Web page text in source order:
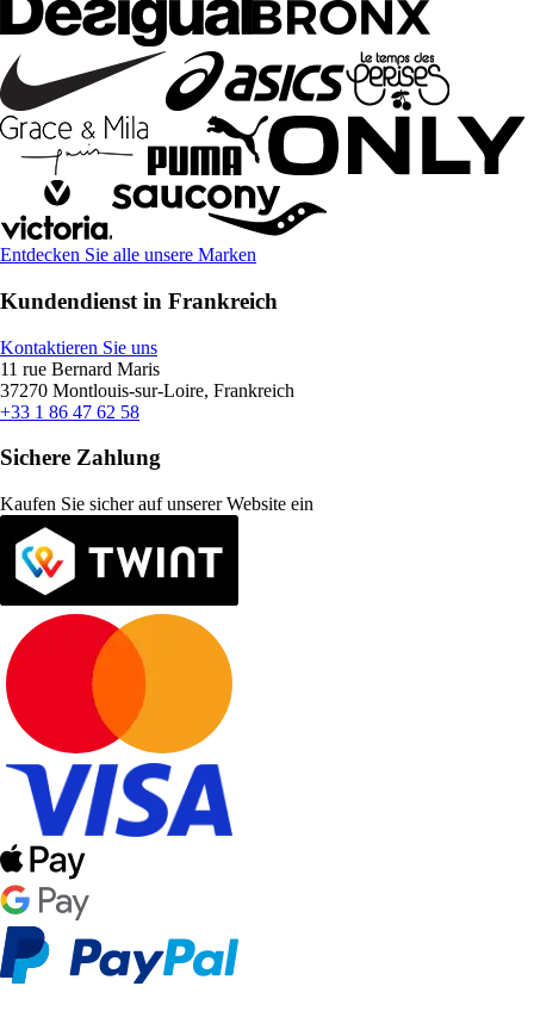
Entdecken Sie alle unsere Marken
Kundendienst in Frankreich
Kontaktieren Sie uns
11 rue Bernard Maris
37270 Montlouis-sur-Loire, Frankreich
+33 1 86 47 62 58
Sichere Zahlung
Kaufen Sie sicher auf unserer Website ein